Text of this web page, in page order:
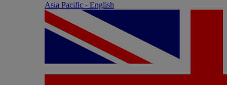
Asia Pacific - English